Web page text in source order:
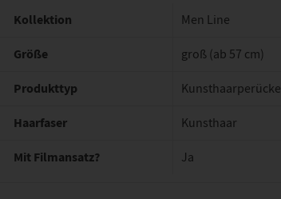
Kollektion Men Line
Größe groß (ab 57 cm)
Produkttyp Kunsthaarperücke
Haarfaser Kunsthaar
Mit Filmansatz? Ja